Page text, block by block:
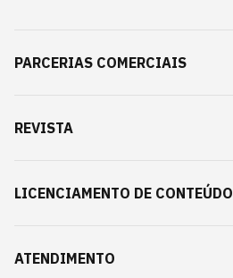
PARCERIAS COMERCIAIS
REVISTA
LICENCIAMENTO DE CONTEÚDO
ATENDIMENTO